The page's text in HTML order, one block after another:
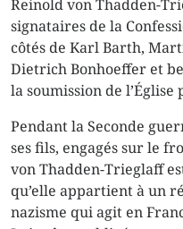
Reinold von Thadden-
signataires de la
côtés de Karl Barth,
Dietrich Bonhoeffer et
la soumission de
Pendant la Seconde
ses fils, engagés sur le
von Thadden-Trieglaff
qu’elle appartient à un
nazisme qui agit en